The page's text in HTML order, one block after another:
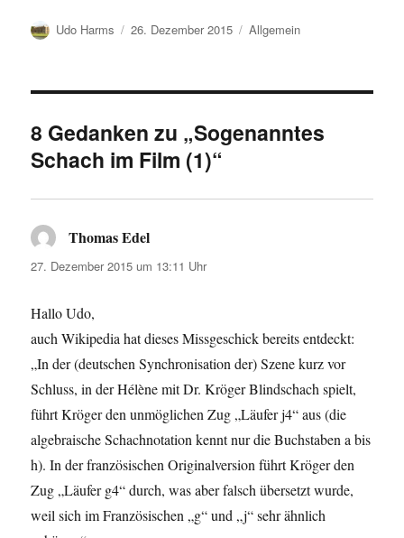
Autor
Udo Harms
Veröffentlicht
26. Dezember 2015 Kategorien
Allgemein
8 Gedanken zu „Sogenanntes
Schach im Film (1)“
Thomas Edel
27. Dezember 2015 um 13:11 Uhr
Hallo Udo,
auch Wikipedia hat dieses Missgeschick bereits entdeckt:
„In der (deutschen Synchronisation der) Szene kurz vor
Schluss, in der Hélène mit Dr. Kröger Blindschach spielt,
führt Kröger den unmöglichen Zug „Läufer j4“ aus (die
algebraische Schachnotation kennt nur die Buchstaben a bis
h). In der französischen Originalversion führt Kröger den
Zug „Läufer g4“ durch, was aber falsch übersetzt wurde,
weil sich im Französischen „g“ und „j“ sehr ähnlich